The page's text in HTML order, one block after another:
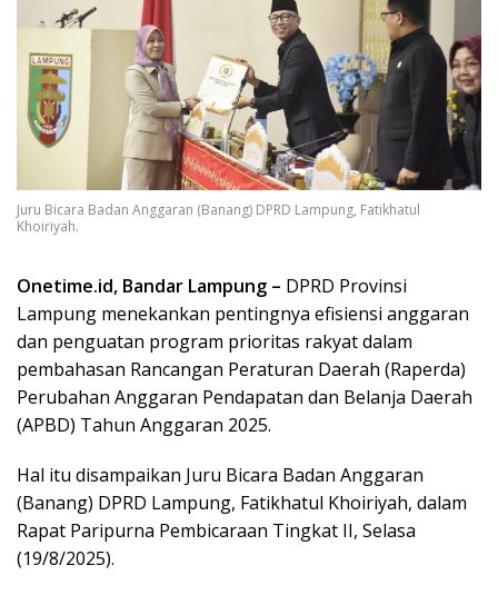
Juru Bicara Badan Anggaran (Banang) DPRD Lampung, Fatikhatul
Khoiriyah.
Onetime.id, Bandar Lampung – DPRD Provinsi
Lampung menekankan pentingnya efisiensi anggaran
dan penguatan program prioritas rakyat dalam
pembahasan Rancangan Peraturan Daerah (Raperda)
Perubahan Anggaran Pendapatan dan Belanja Daerah
(APBD) Tahun Anggaran 2025.
Hal itu disampaikan Juru Bicara Badan Anggaran
(Banang) DPRD Lampung, Fatikhatul Khoiriyah, dalam
Rapat Paripurna Pembicaraan Tingkat II, Selasa
(19/8/2025).